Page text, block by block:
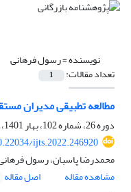
نویسنده =رسول فرهانی
تعداد مقالات: 1
مطالعه تطبیقی مدیران
دوره 26، شماره 102، بهار 1401، صفحه
ijts.2022.246920
محمدرضا پاسبان، رسول
مشاهده مقاله
اصل مقاله